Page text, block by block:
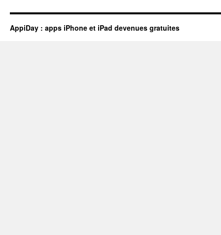
AppiDay : apps iPhone et iPad devenues gratuites